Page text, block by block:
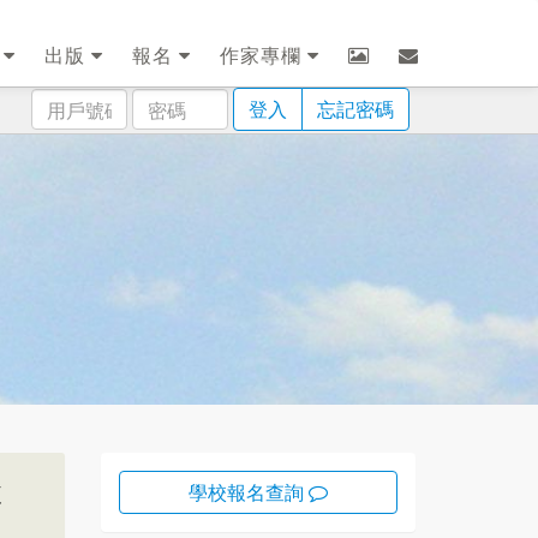
出版 報名
作家專欄
用
戶
密
碼
登入 忘記密碼
學校報名查詢